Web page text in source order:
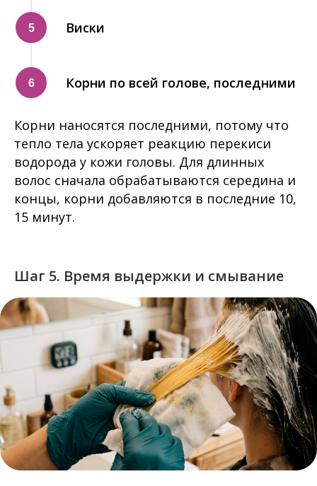
Виски
Корни по всей голове, последними
Корни наносятся последними, потому что
тепло тела ускоряет реакцию перекиси
водорода у кожи головы. Для длинных
волос сначала обрабатываются середина и
концы, корни добавляются в последние 10,
15 минут.
Шаг 5. Время выдержки и смывание